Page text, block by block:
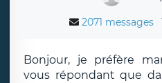
2071 messages
Bonjour, je préfère
vous répondant que